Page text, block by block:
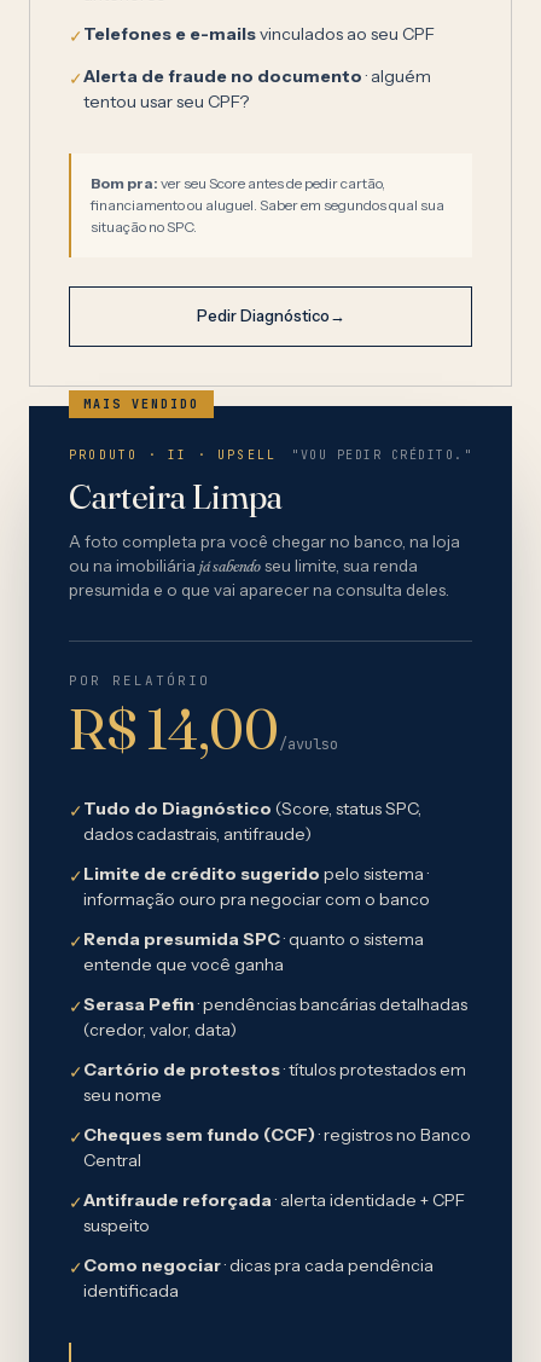
✓Telefones e e-mailsvinculados ao seu CPF
✓Alerta de fraude no documento· alguém
tentou usar seu CPF?
Bom pra: ver seu Score antes de pedir cartão,
financiamento ou aluguel. Saber em segundos qual sua
situação no SPC.
Pedir Diagnóstico→
MAIS VENDIDO
PRODUTO · II · UPSELL "VOU PEDIR CRÉDITO."
Carteira Limpa
A foto completa pra você chegar no banco, na loja
ou na imobiliária já sabendoseu limite, sua renda
presumida e o que vai aparecer na consulta deles.
POR RELATÓRIO
R$ 14,00/avulso
✓Tudo do Diagnóstico (Score, status SPC,
dados cadastrais, antifraude)
✓Limite de crédito sugerido pelo sistema ·
informação ouro pra negociar com o banco
✓Renda presumida SPC· quanto o sistema
entende que você ganha
✓Serasa Pefin· pendências bancárias detalhadas
(credor, valor, data)
✓Cartório de protestos· títulos protestados em
seu nome
✓Cheques sem fundo (CCF)· registros no Banco
Central
✓Antifraude reforçada· alerta identidade + CPF
suspeito
✓Como negociar· dicas pra cada pendência
identificada